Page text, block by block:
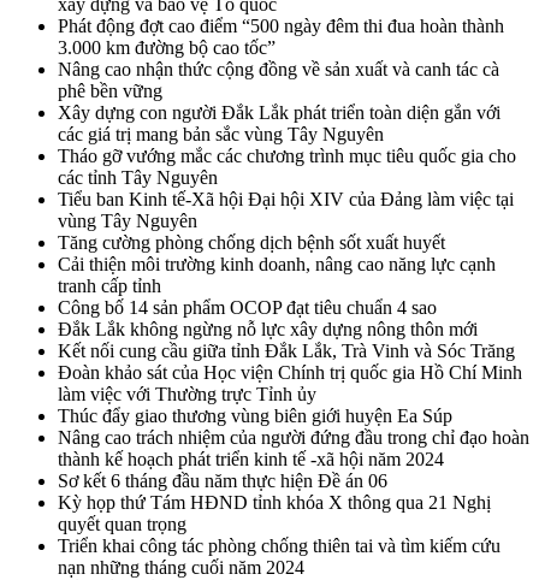
xây dựng và bảo vệ Tổ quốc
Phát động đợt cao điểm “500 ngày đêm thi đua hoàn thành
3.000 km đường bộ cao tốc”
Nâng cao nhận thức cộng đồng về sản xuất và canh tác cà
phê bền vững
Xây dựng con người Đắk Lắk phát triển toàn diện gắn với
các giá trị mang bản sắc vùng Tây Nguyên
Tháo gỡ vướng mắc các chương trình mục tiêu quốc gia cho
các tỉnh Tây Nguyên
Tiểu ban Kinh tế-Xã hội Đại hội XIV của Đảng làm việc tại
vùng Tây Nguyên
Tăng cường phòng chống dịch bệnh sốt xuất huyết
Cải thiện môi trường kinh doanh, nâng cao năng lực cạnh
tranh cấp tỉnh
Công bố 14 sản phẩm OCOP đạt tiêu chuẩn 4 sao
Đắk Lắk không ngừng nỗ lực xây dựng nông thôn mới
Kết nối cung cầu giữa tỉnh Đắk Lắk, Trà Vinh và Sóc Trăng
Đoàn khảo sát của Học viện Chính trị quốc gia Hồ Chí Minh
làm việc với Thường trực Tỉnh ủy
Thúc đẩy giao thương vùng biên giới huyện Ea Súp
Nâng cao trách nhiệm của người đứng đầu trong chỉ đạo hoàn
thành kế hoạch phát triển kinh tế -xã hội năm 2024
Sơ kết 6 tháng đầu năm thực hiện Đề án 06
Kỳ họp thứ Tám HĐND tỉnh khóa X thông qua 21 Nghị
quyết quan trọng
Triển khai công tác phòng chống thiên tai và tìm kiếm cứu
nạn những tháng cuối năm 2024